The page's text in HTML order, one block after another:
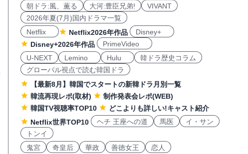
朝ドラ:風、薫る 大河:豊臣兄弟!
VIVANT
2026年夏(7月)国内ドラマ一覧
Netflix
Netflix2026年作品
Disney+
Disney+2026年作品
PrimeVideo
U-NEXT
Lemino Hulu
韓ドラ歴史コラム
グローバル視点で読む韓国ドラ
【最新8月】韓国でスタートの新韓ドラ月別一覧
韓流再現レポ(取材)
制作発表会レポ(WEB)
韓国TV視聴率TOP10
どこよりも詳しい!キャスト紹介
Netflix世界TOP10
ヘチ 王座への道 馬医
イ・サン
トンイ
鬼宮
奇皇后 華政 善徳女王
恋人